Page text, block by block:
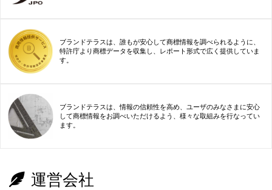
ブランドテラスは、誰もが安心して商標情報を調べられるように、
特許庁より商標データを収集し、レポート形式で広く提供していま
す。
ブランドテラスは、情報の信頼性を高め、ユーザのみなさまに安心
して商標情報をお調べいただけるよう、様々な取組みを行なってい
ます。
運営会社